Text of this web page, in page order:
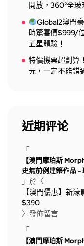
開放，360°全玻
Global2澳門
時驚喜價$999/
五星體驗！
特價機票超劃算
元，一定不能錯
近期评论
「
【澳門摩珀斯
史無前例建築作品 -
」於〈
【澳門優惠】新
$390
〉發佈留言
「
【澳門摩珀斯